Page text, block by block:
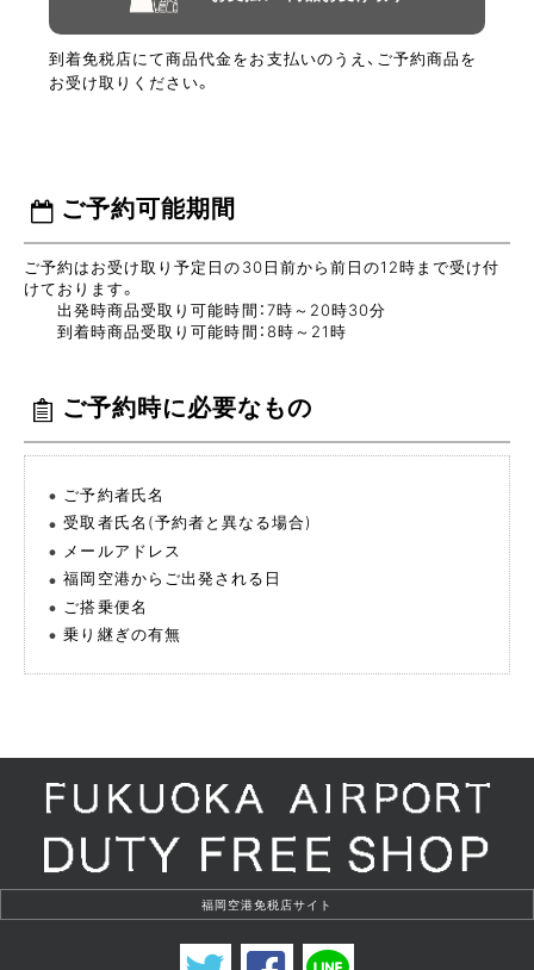
到着免税店にて商品代金をお支払いのうえ、ご予約商品を
お受け取りください。
ご予約可能期間
ご予約はお受け取り予定日の30日前から前日の12時まで受け付
けております。
出発時商品受取り可能時間：7時～20時30分
到着時商品受取り可能時間：8時～21時
ご予約時に必要なもの
ご予約者氏名
受取者氏名(予約者と異なる場合)
メールアドレス
福岡空港からご出発される日
ご搭乗便名
乗り継ぎの有無